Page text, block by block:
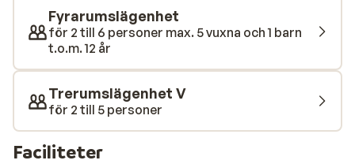
gäst på Apartments zum Strossna har du tillgång till
bastun på Sporthotel Strass! Foton av Apartments
zum Strossna följer så fort som möjligt.
Fyrarumslägenhet
för 2 till 6 personer max. 5 vuxna och 1 barn
t.o.m. 12 år
Trerumslägenhet V
för 2 till 5 personer
Faciliteter